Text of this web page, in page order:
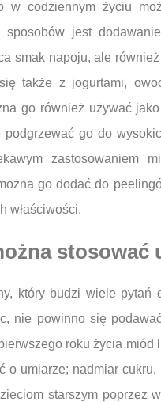
w codziennym życiu
sposobów jest
smak napoju, ale
także z jogurtami,
go również używać
go do
zastosowaniem
go dodać do
właściwości.
stosować
który budzi wiele pytań
nie powinno się
roku życia
o umiarze; nadmiar
starszym poprzez